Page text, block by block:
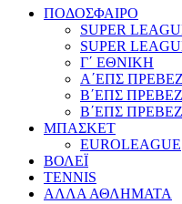
ΠΟΔΟΣΦΑΙΡΟ
SUPER
SUPER
Γ΄ ΕΘΝΙΚΗ
Α΄ΕΠΣ
Β΄ΕΠΣ
Β΄ΕΠΣ
ΜΠΑΣΚΕΤ
EUROLEAGUE
ΒΟΛΕΪ
TENNIS
ΑΛΛΑ ΑΘΛΗΜΑΤΑ